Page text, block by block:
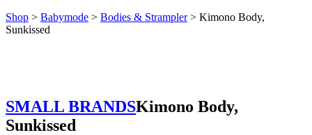
Shop > Babymode > Bodies & Strampler> Kimono Body,
Sunkissed
SMALL BRANDSKimono Body,
Sunkissed